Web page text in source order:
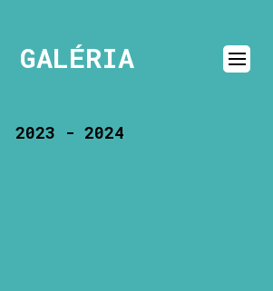
GALÉRIA
2023 - 2024